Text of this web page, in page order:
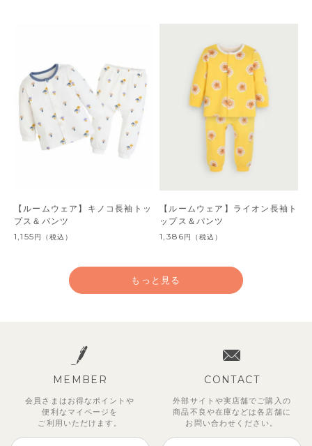
【ルームウェア】キノコ長袖トッ
プス＆パンツ
1,155円 （税込）
【ルームウェア】ライオン長袖ト
ップス＆パンツ
1,386円 （税込）
もっと見る
MEMBER
会員さまはお得なポイントや
便利な マイページを
ご利用いただけます。
CONTACT
外部サイトや実店舗でご購入の
商品不良や在庫などは各店舗に
お問い合わせください。